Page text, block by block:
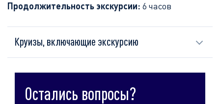
Продолжительность экскурсии: 6 часов
Круизы, включающие экскурсию
Остались вопросы?